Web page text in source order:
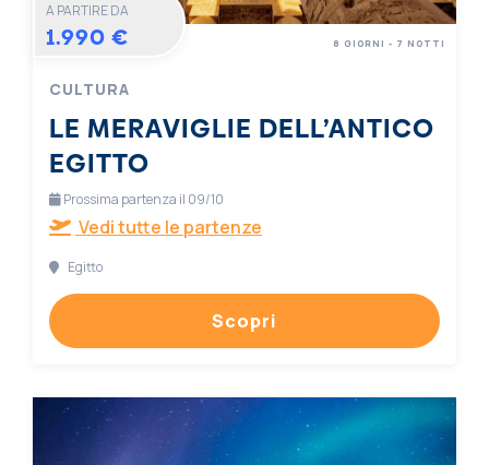
A PARTIRE DA
1.990 €
CULTURA
LE MERAVIGLIE DELL’ANTICO
EGITTO
8 GIORNI - 7 NOTTI
Prossima partenza il 09/10
Vedi tutte le partenze
Egitto
Scopri